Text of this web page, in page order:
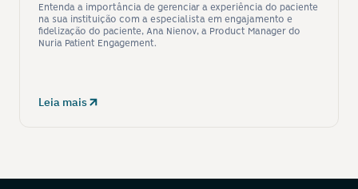
Entenda a importância de gerenciar a experiência do paciente
na sua instituição com a especialista em engajamento e
fidelização do paciente, Ana Nienov, a Product Manager do
Nuria Patient Engagement.
Leia mais